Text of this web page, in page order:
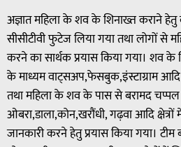
अज्ञात महिला के शव के शिनाख्त कराने
सीसीटीवी फुटेज लिया गया तथा लोगों से
करने का सार्थक प्रयास किया गया। शव के
के माध्यम वाट्सअप,फेसबुक,इंस्टाग्राम आदि
तथा महिला के शव के पास से बरामद
ओबरा,डाला,कोन,खरौंधी, गढ़वा आदि
जानकारी करने हेतु प्रयास किया गया। टीम